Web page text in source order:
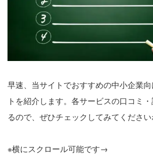
早速、当サイトでおすすめの中小企業
トを紹介します。各サービスの口コミ
るので、ぜひチェックしてみてください
※横にスクロール可能です→